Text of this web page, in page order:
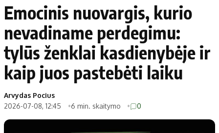
Emocinis nuovargis, kurio
nevadiname perdegimu:
tylūs ženklai kasdienybėje ir
kaip juos pastebėti laiku
Arvydas Pocius
2026-07-08, 12:45
6 min. skaitymo 0